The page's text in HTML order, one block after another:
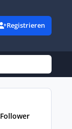
Registrieren
Follower